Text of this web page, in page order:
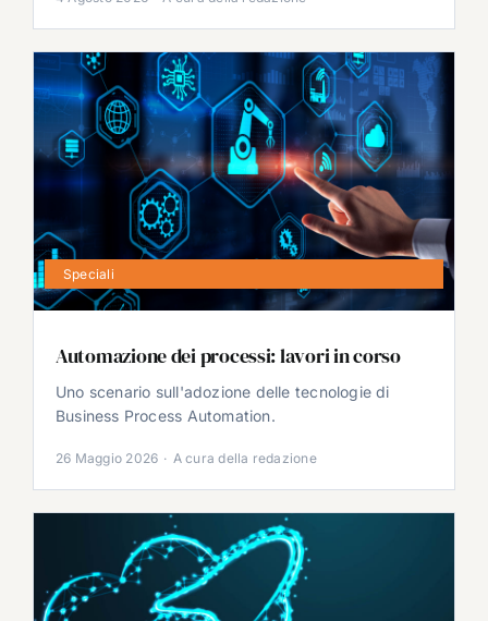
Speciali
Automazione dei processi: lavori in corso
Uno scenario sull'adozione delle tecnologie di
Business Process Automation.
26 Maggio 2026 · A cura della redazione